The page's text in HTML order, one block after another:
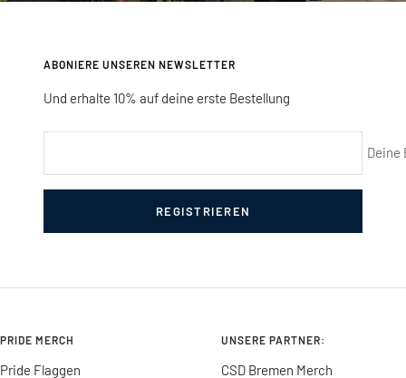
ABONIERE UNSEREN NEWSLETTER
Und erhalte 10% auf deine erste Bestellung
Deine
REGISTRIEREN
PRIDE MERCH
Pride Flaggen
UNSERE PARTNER:
CSD Bremen Merch